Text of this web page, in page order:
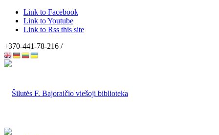
Link to Facebook
Link to Youtube
Link to Rss this site
+370-441-78-216 /